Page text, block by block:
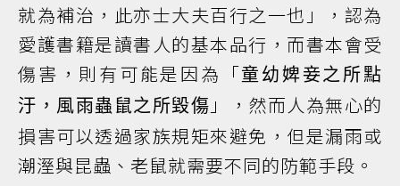
就為補治，此亦士大夫百行之一也」，認為
愛護書籍是讀書人的基本品行，而書本會受
傷害，則有可能是因為「童幼婢妾之所點
汙，風雨蟲鼠之所毀傷 」，然而人為無心的
損害可以透過家族規矩來避免，但是漏雨或
潮溼與昆蟲、老鼠就需要不同的防範手段。